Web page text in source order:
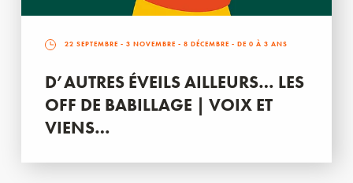
22 SEPTEMBRE - 3 NOVEMBRE - 8 DÉCEMBRE - DE 0 À 3 ANS
D’AUTRES ÉVEILS AILLEURS… LES
OFF DE BABILLAGE | VOIX ET
VIENS…